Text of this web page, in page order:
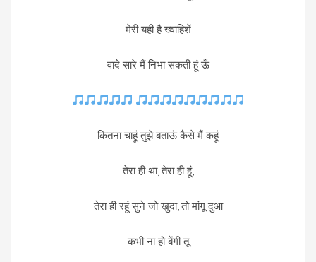
मेरी यही है ख्वाहिशें
वादे सारे मैं निभा सकती हूं ऊँ
कितना चाहूं तुझे बताऊं कैसे मैं कहूं
तेरा ही था, तेरा ही हूं,
तेरा ही रहूं सुने जो खुदा, तो मांगू दुआ
कभी ना हो बेंगी तू